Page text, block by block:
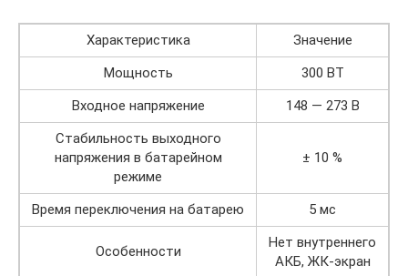
Характеристика
Значение
Мощность
300 ВТ
Входное напряжение
148 — 273 В
Стабильность выходного
напряжения в батарейном
режиме
± 10 %
Время переключения на батарею 5 мс
Особенности
Нет внутреннего
АКБ, ЖК-экран